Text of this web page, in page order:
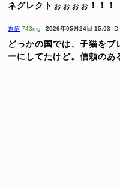
ネグレクトぉぉぉぉ！！！
返信 743mg 2026年05月24日 15:03
どっかの国では、子猫を
ーにしてたけど。信頼のあ